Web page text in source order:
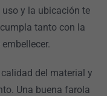
uso y la ubicación te
tanto con la
del material y
Una buena farola